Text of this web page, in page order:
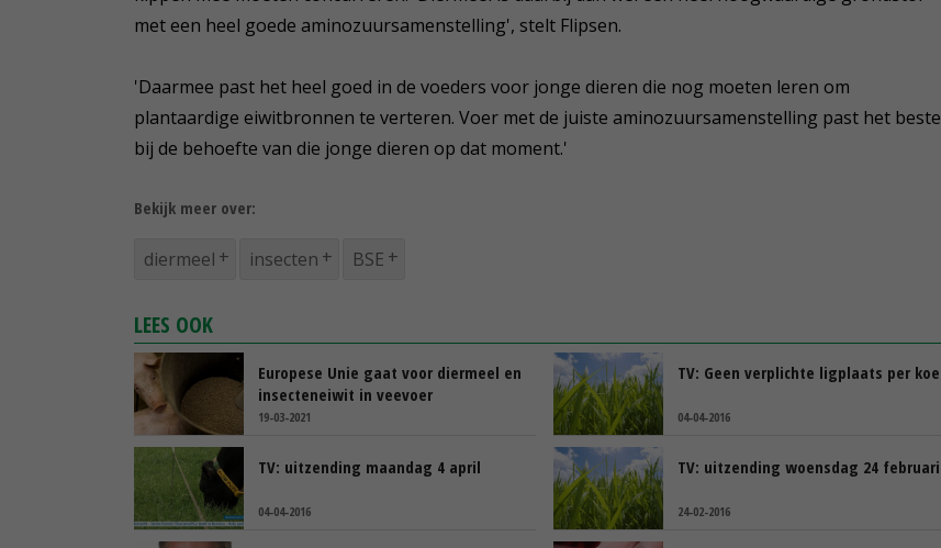
met een heel goede aminozuursamenstelling', stelt Flipsen.
'Daarmee past het heel goed in de voeders voor jonge dieren die nog moeten leren om
plantaardige eiwitbronnen te verteren. Voer met de juiste aminozuursamenstelling past het beste
bij de behoefte van die jonge dieren op dat moment.'
Bekijk meer over:
diermeel insecten BSE
LEES OOK
Europese Unie gaat voor diermeel en
insecteneiwit in veevoer
19-03-2021
TV: Geen verplichte ligplaats per koe
04-04-2016
TV: uitzending maandag 4 april
04-04-2016
TV: uitzending woensdag 24 februari
24-02-2016